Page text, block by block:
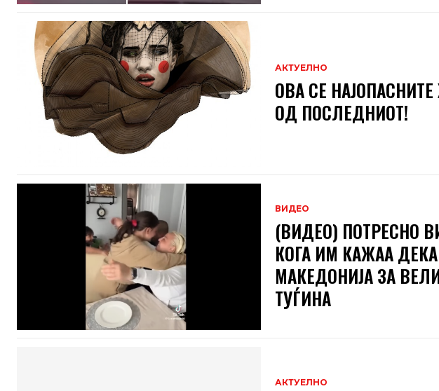
АКТУЕЛНО
ОВА СЕ
ОД ПОСЛЕДНИОТ!
ВИДЕО
(ВИДЕО) ПОТРЕСНО
КОГА ИМ КАЖАА
МАКЕДОНИЈА ЗА
ТУЃИНА
АКТУЕЛНО